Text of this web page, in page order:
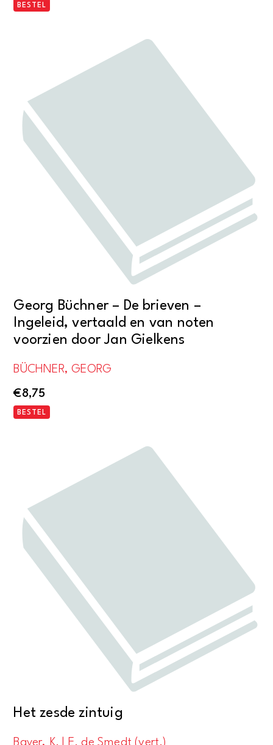
BESTEL
Georg Büchner – De brieven –
Ingeleid, vertaald en van noten
voorzien door Jan Gielkens
BÜCHNER, GEORG
€8,75
BESTEL
Het zesde zintuig